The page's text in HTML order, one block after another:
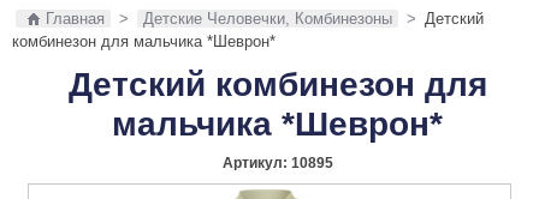
Главная > Детские Человечки, Комбинезоны > Детский
комбинезон для мальчика *Шеврон*
Детский комбинезон для
мальчика *Шеврон*
Артикул: 10895